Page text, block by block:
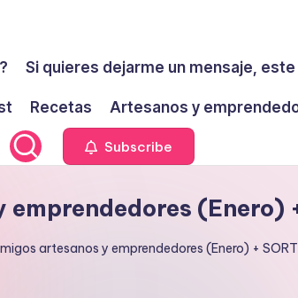
Si quieres dejarme un mensaje,
Recetas Artesanos y
Subscribe
(Enero)
artesanos y emprendedores (Enero) +